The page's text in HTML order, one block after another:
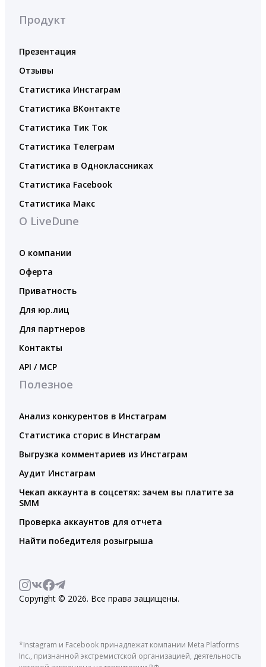
Продукт
Презентация
Отзывы
Статистика Инстаграм
Статистика ВКонтакте
Статистика Тик Ток
Статистика Телеграм
Статистика в Одноклассниках
Статистика Facebook
Статистика Макс
О LiveDune
О компании
Оферта
Приватность
Для юр.лиц
Для партнеров
Контакты
API / MCP
Полезное
Анализ конкурентов в Инстаграм
Статистика сторис в Инстаграм
Выгрузка комментариев из Инстаграм
Аудит Инстаграм
Чекап аккаунта в соцсетях: зачем вы платите за
SMM
Проверка аккаунтов для отчета
Найти победителя розыгрыша
Copyright © 2026. Все права защищены.
*Instagram и Facebook принадлежат компании Meta Platforms
Inc., признанной экстремистской организацией, деятельность